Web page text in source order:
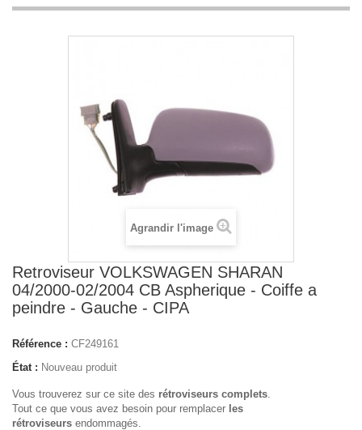
Agrandir l'image
Retroviseur VOLKSWAGEN SHARAN
04/2000-02/2004 CB Aspherique - Coiffe a
peindre - Gauche - CIPA
Référence : CF249161
État : Nouveau produit
Vous trouverez sur ce site des rétroviseurs complets.
Tout ce que vous avez besoin pour remplacer les
rétroviseurs endommagés.